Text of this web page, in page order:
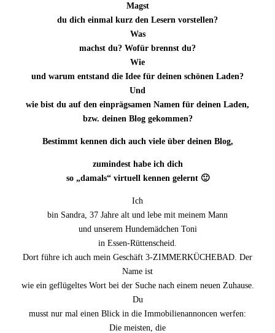
Magst
du dich einmal kurz den Lesern vorstellen?
Was
machst du? Wofür brennst du?
Wie
und warum entstand die Idee für deinen schönen Laden?
Und
wie bist du auf den einprägsamen Namen für deinen Laden,
bzw. deinen Blog gekommen?
Bestimmt kennen dich auch viele über deinen Blog,
zumindest habe ich dich
so „damals“ virtuell kennen gelernt 🙂
Ich
bin Sandra, 37 Jahre alt und lebe mit meinem Mann
und unserem Hundemädchen Toni
in Essen-Rüttenscheid.
Dort führe ich auch mein Geschäft 3-ZIMMERKÜCHEBAD. Der
Name ist
wie ein geflügeltes Wort bei der Suche nach einem neuen Zuhause.
Du
musst nur mal einen Blick in die Immobilienannoncen werfen:
Die meisten, die